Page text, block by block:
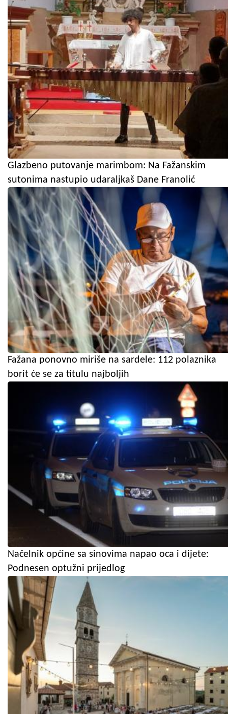
Glazbeno putovanje marimbom: Na Fažanskim
sutonima nastupio udaraljkaš Dane Franolić
Fažana ponovno miriše na sardele: 112 polaznika
borit će se za titulu najboljih
Načelnik općine sa sinovima napao oca i dijete:
Podnesen optužni prijedlog